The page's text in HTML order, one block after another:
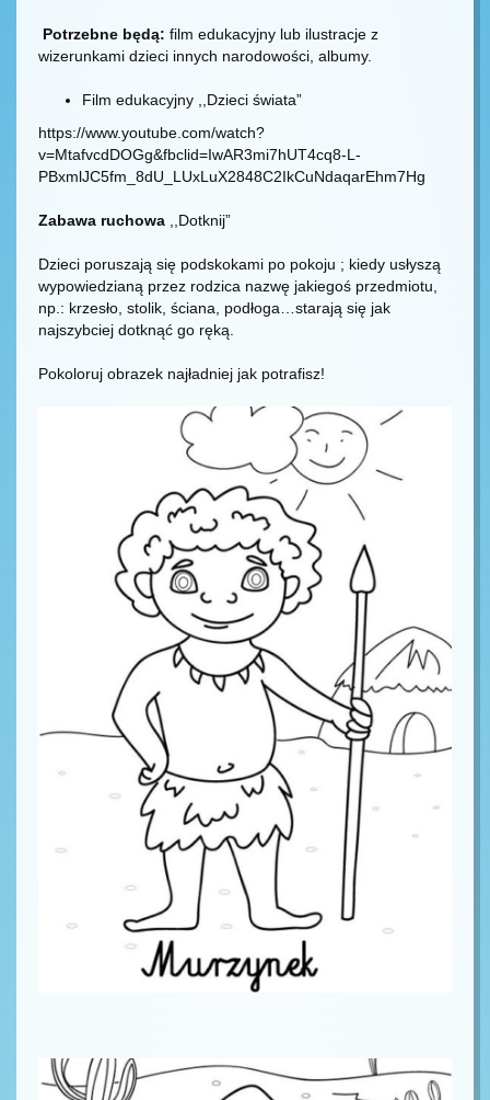
Potrzebne będą: film edukacyjny lub ilustracje z
wizerunkami dzieci innych narodowości, albumy.
Film edukacyjny ,,Dzieci świata”
https://www.youtube.com/watch?
v=MtafvcdDOGg&fbclid=IwAR3mi7hUT4cq8-L-
PBxmlJC5fm_8dU_LUxLuX2848C2IkCuNdaqarEhm7Hg
Zabawa ruchowa ,,Dotknij”
Dzieci poruszają się podskokami po pokoju ; kiedy usłyszą
wypowiedzianą przez rodzica nazwę jakiegoś przedmiotu,
np.: krzesło, stolik, ściana, podłoga…starają się jak
najszybciej dotknąć go ręką.
Pokoloruj obrazek najładniej jak potrafisz!